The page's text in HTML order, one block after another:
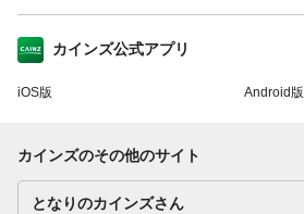
カインズ公式アプリ
iOS版 Android版
カインズのその他のサイト
となりのカインズさん